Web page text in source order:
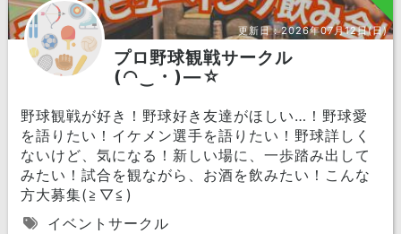
更新日：2026年07月12日(日)
プロ野球観戦サークル
(⁠◠⁠‿⁠・⁠)⁠—⁠☆
野球観戦が好き！野球好き友達がほしい…！野球愛
を語りたい！イケメン選手を語りたい！野球詳しく
ないけど、気になる！新しい場に、一歩踏み出して
みたい！試合を観ながら、お酒を飲みたい！こんな
方大募集(⁠≧⁠▽⁠≦⁠)
イベントサークル